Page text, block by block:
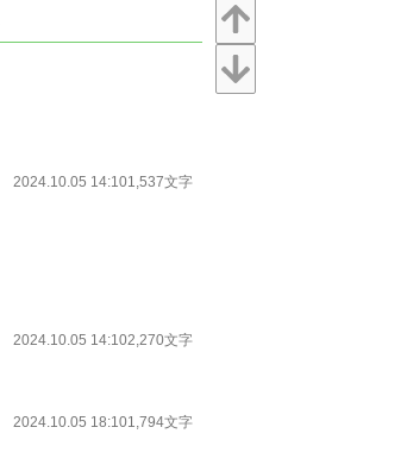
2024.10.05 14:101,537文字
2024.10.05 14:102,270文字
2024.10.05 18:101,794文字